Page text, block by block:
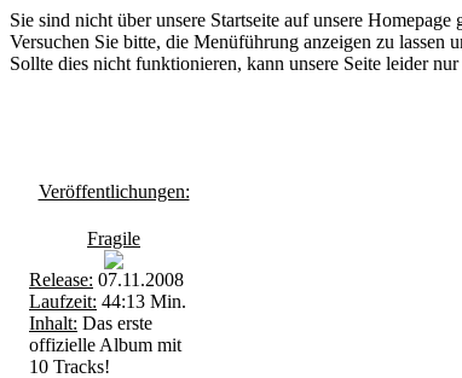
Sie sind nicht über unsere Startseite auf unsere
Versuchen Sie bitte, die Menüführung anzeigen zu lassen
Sollte dies nicht funktionieren, kann unsere Seite leider
Veröffentlichungen:
Fragile
Release: 07.11.2008
Laufzeit: 44:13 Min.
Inhalt: Das erste
offizielle Album mit
10 Tracks!